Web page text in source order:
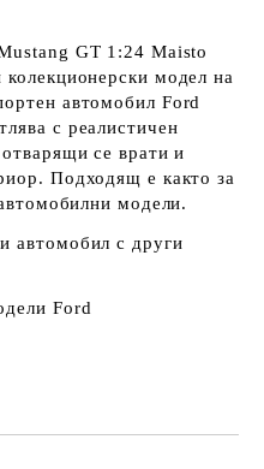
GT 1:24 Maisto
модел на
автомобил Ford
с реалистичен
се врати и
Подходящ е както за
модели.
автомобил с други
Ford